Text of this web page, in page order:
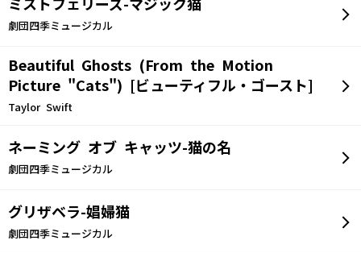
ミストフェリーズ-マジック猫
劇団四季ミュージカル
Beautiful Ghosts (From the Motion
Picture "Cats") [ビューティフル・ゴースト]
Taylor Swift
ネーミング オブ キャッツ-猫の名
劇団四季ミュージカル
グリザベラ-娼婦猫
劇団四季ミュージカル